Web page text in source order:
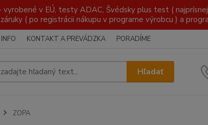
v EÚ, testy ADAC, Švédsky plus test (
( po registrácii nákupu v programe výrobcu ) a
KONTAKT A PREVÁDZKA PORADÍME
Hľadať
ZOPA